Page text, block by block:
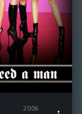
2006